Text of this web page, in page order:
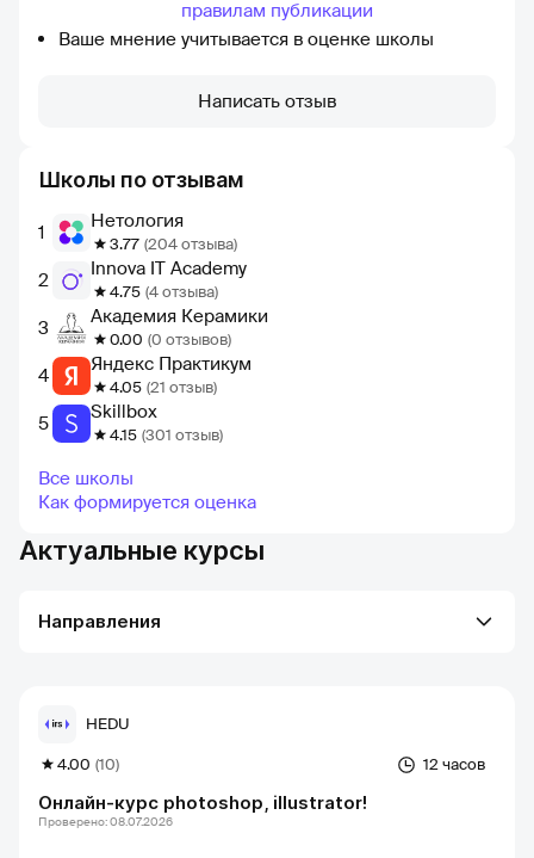
правилам публикации
Ваше мнение учитывается в оценке школы
Написать отзыв
Школы по отзывам
1 Нетология
3.77 (204 отзыва)
2 Innova IT Academy
4.75 (4 отзыва)
3 Академия Керамики
0.00 (0 отзывов)
4 Яндекс Практикум
4.05 (21 отзыв)
5 Skillbox
4.15 (301 отзыв)
Все школы
Как формируется оценка
Актуальные курсы
Направления
Онлайн-курс photoshop, illustrator!
12 часов
4.00 (10)
HEDU
Проверено: 08.07.2026